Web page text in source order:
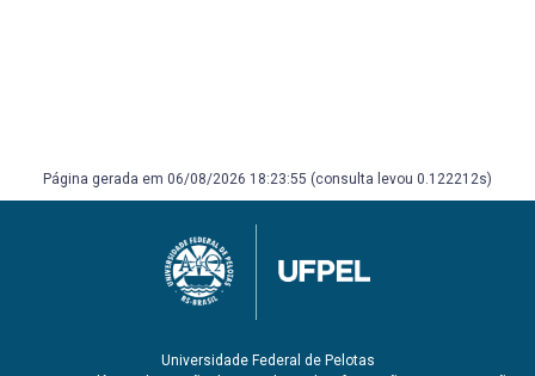
Página gerada em 06/08/2026 18:23:55 (consulta levou 0.122212s)
Universidade Federal de Pelotas